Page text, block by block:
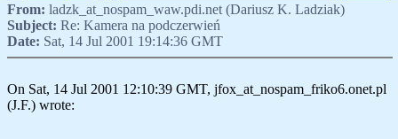
From: ladzk_at_nospam_waw.pdi.net (Dariusz K. Ladziak)
Subject: Re: Kamera na podczerwień
Date: Sat, 14 Jul 2001 19:14:36 GMT
On Sat, 14 Jul 2001 12:10:39 GMT, jfox_at_nospam_friko6.onet.pl
(J.F.) wrote: